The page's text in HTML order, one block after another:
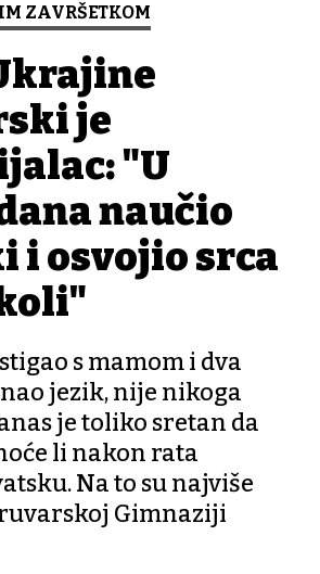
ZAVRŠETKOM
je
"U
naučio
i osvojio srca
s mamom i dva
jezik, nije nikoga
je toliko sretan da
li nakon rata
Na to su najviše
Gimnaziji